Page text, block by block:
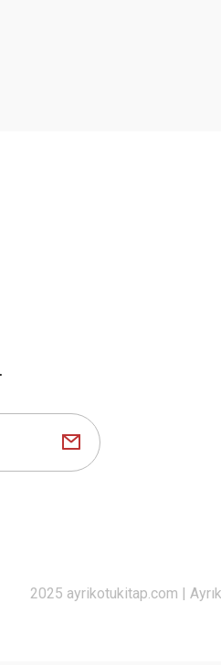
2025 ayrikotukitap.com |